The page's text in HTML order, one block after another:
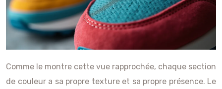
Comme le montre cette vue rapprochée, chaque section
de couleur a sa propre texture et sa propre présence. Le